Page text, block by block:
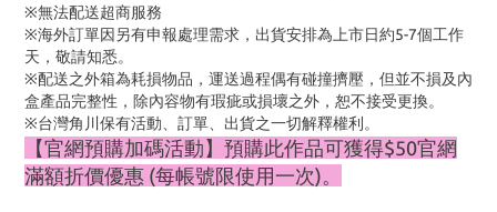
※無法配送超商服務
※海外訂單因另有申報處理需求，出貨安排為上市日約5-7個工作
天，敬請知悉。
※配送之外箱為耗損物品，運送過程偶有碰撞擠壓，但並不損及內
盒產品完整性，除內容物有瑕疵或損壞之外，恕不接受更換。
※台灣角川保有活動、訂單、出貨之一切解釋權利。
【官網預購加碼活動】預購此作品可獲得$50官網
滿額折價優惠 (每帳號限使用一次)。